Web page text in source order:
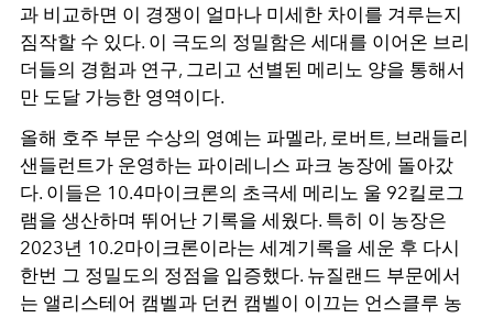
과 비교하면 이 경쟁이 얼마나 미세한 차이를 겨루는지
짐작할 수 있다. 이 극도의 정밀함은 세대를 이어온 브리
더들의 경험과 연구, 그리고 선별된 메리노 양을 통해서
만 도달 가능한 영역이다.
올해 호주 부문 수상의 영예는 파멜라, 로버트, 브래들리
샌들런트가 운영하는 파이레니스 파크 농장에 돌아갔
다. 이들은 10.4마이크론의 초극세 메리노 울 92킬로그
램을 생산하며 뛰어난 기록을 세웠다. 특히 이 농장은
2023년 10.2마이크론이라는 세계기록을 세운 후 다시
한번 그 정밀도의 정점을 입증했다. 뉴질랜드 부문에서
는 앨리스테어 캠벨과 던컨 캠벨이 이끄는 언스클루 농